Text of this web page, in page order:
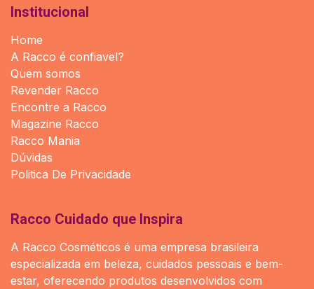
Institucional
Home
A Racco é confiavel?
Quem somos
Revender Racco
Encontre a Racco
Magazine Racco
Racco Mania
Dúvidas
Politica De Privacidade
Racco Cuidado que Inspira
A Racco Cosméticos é uma empresa brasileira
especializada em beleza, cuidados pessoais e bem-
estar, oferecendo produtos desenvolvidos com